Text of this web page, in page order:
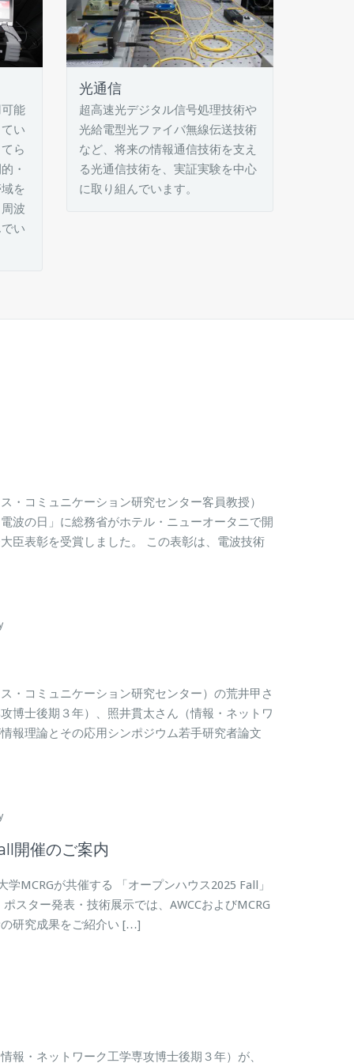
能
い
ら
・
を
波
い
光通信
超高速光デジタル信号処理技術や
光給電型光ファイバ無線伝送技術
など、将来の情報通信技術を支え
る光通信技術を、実証実験を中心
に取り組んでいます。
・コミュニケーション研究センター客員教授）
波の日」に総務省がホテル・ニューオータニで開
臣表彰を受賞しました。 この表彰は、電波技術
・コミュニケーション研究センター）の荒井甲さ
博士後期３年）、照井貫太さん（情報・ネットワ
報理論とその応用シンポジウム若手研究者論文
開催のご案内
学MCRGが共催する 「オープンハウス2025 Fall」
スター発表・技術展示では、AWCCおよびMCRG
研究成果をご紹介い […]
報・ネットワーク工学専攻博士後期３年）が、